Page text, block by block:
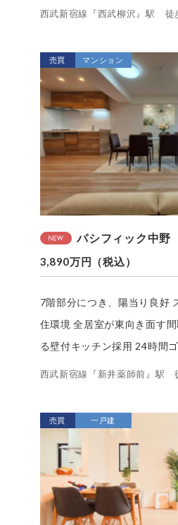
西武新宿線『西武柳沢』駅 徒
売買 マンション
パシフィック中
3,890万円（税込）
7階部分につき、陽当り良好
住環境 全居室が東向き面す
る壁付キッチン採用 24時間
西武新宿線『新井薬師前』駅
売買 一戸建